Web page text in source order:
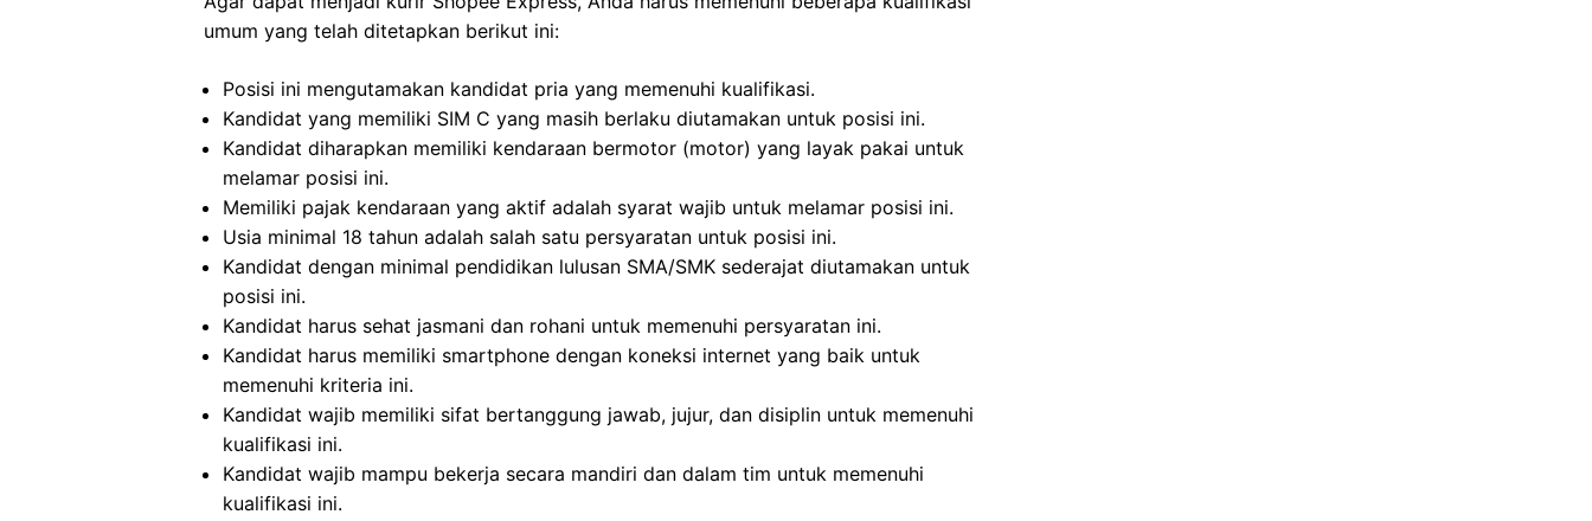
umum yang telah ditetapkan berikut ini:
Posisi ini mengutamakan kandidat pria yang memenuhi kualifikasi.
Kandidat yang memiliki SIM C yang masih berlaku diutamakan untuk posisi ini.
Kandidat diharapkan memiliki kendaraan bermotor (motor) yang layak pakai untuk
melamar posisi ini.
Memiliki pajak kendaraan yang aktif adalah syarat wajib untuk melamar posisi ini.
Usia minimal 18 tahun adalah salah satu persyaratan untuk posisi ini.
Kandidat dengan minimal pendidikan lulusan SMA/SMK sederajat diutamakan untuk
posisi ini.
Kandidat harus sehat jasmani dan rohani untuk memenuhi persyaratan ini.
Kandidat harus memiliki smartphone dengan koneksi internet yang baik untuk
memenuhi kriteria ini.
Kandidat wajib memiliki sifat bertanggung jawab, jujur, dan disiplin untuk memenuhi
kualifikasi ini.
Kandidat wajib mampu bekerja secara mandiri dan dalam tim untuk memenuhi
kualifikasi ini.